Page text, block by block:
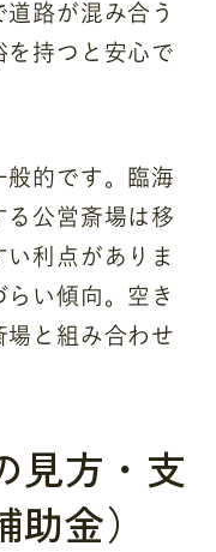
路が混み合う
を持つと安心で
般的です。臨海
る公営斎場は移
利点がありま
い傾向。空き
場と組み合わせ
見方・支
金）